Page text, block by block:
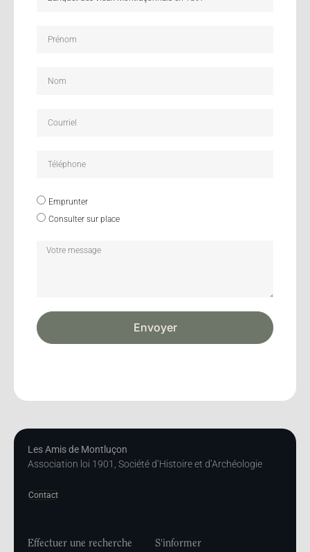
Emprunter
Consulter sur place
Envoyer
Les Amis de Montluçon
Association loi 1901, Société d’Histoire et d’Archéologie
Contact
Effectuer une recherche S'informer